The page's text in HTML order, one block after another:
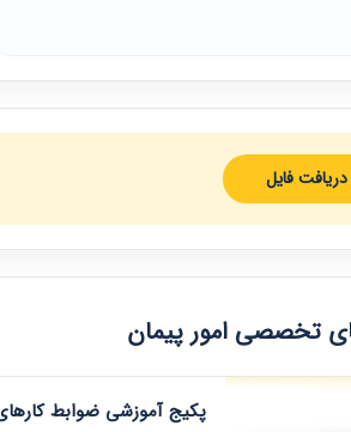
دریافت فایل
تخصصی امور پیمان
پکیج آموزشی ضوابط